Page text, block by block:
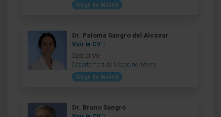
Siège de Madrid
Dr. Paloma Sangro del Alcázar
Voir le CV
Spécialiste
Département de Médecine Interne
Siège de Madrid
Dr. Bruno Sangro